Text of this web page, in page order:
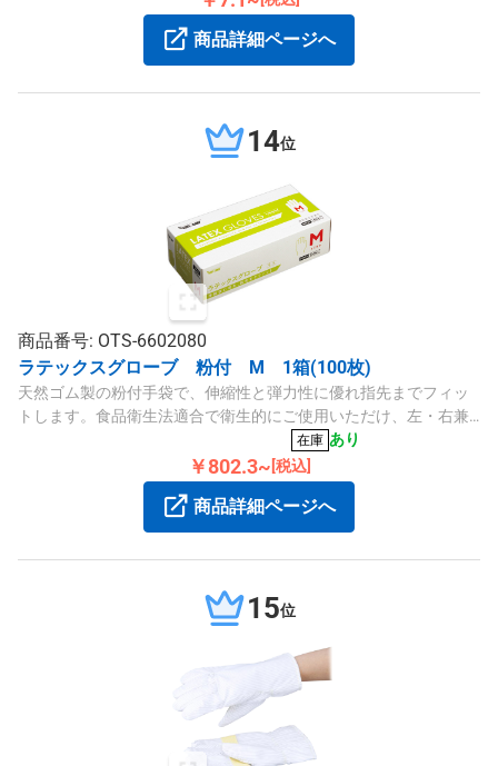
商品詳細ページへ
14位
商品番号: OTS-6602080
ラテックスグローブ 粉付 M 1箱(100枚)
天然ゴム製の粉付手袋で、伸縮性と弾力性に優れ指先までフィッ
トします。食品衛生法適合で衛生的にご使用いただけ、左・右兼
在庫 あり
￥802.3~ [税込]
商品詳細ページへ
15位